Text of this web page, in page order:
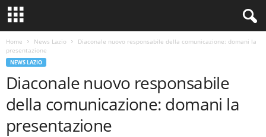
Home News Lazio
Diaconale nuovo responsabile della comunicazione: domani la
presentazione
NEWS LAZIO
Diaconale nuovo responsabile
della comunicazione: domani la
presentazione